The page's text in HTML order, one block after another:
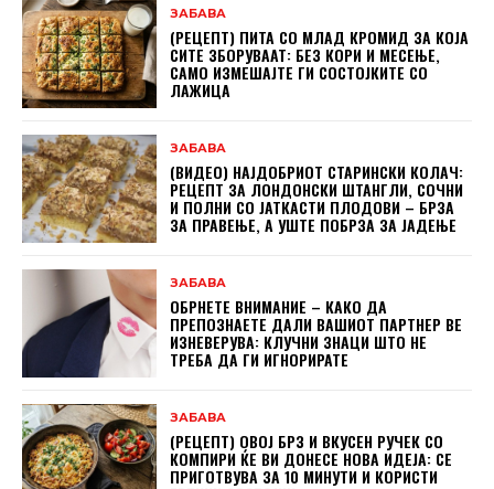
ЗАБАВА
(РЕЦЕПТ) ПИТА СО МЛАД КРОМИД ЗА КОЈА
СИТЕ ЗБОРУВААТ: БЕЗ КОРИ И МЕСЕЊЕ,
САМО ИЗМЕШАЈТЕ ГИ СОСТОЈКИТЕ СО
ЛАЖИЦА
ЗАБАВА
(ВИДЕО) НАЈДОБРИОТ СТАРИНСКИ КОЛАЧ:
РЕЦЕПТ ЗА ЛОНДОНСКИ ШТАНГЛИ, СОЧНИ
И ПОЛНИ СО ЈАТКАСТИ ПЛОДОВИ – БРЗА
ЗА ПРАВЕЊЕ, А УШТЕ ПОБРЗА ЗА ЈАДЕЊЕ
ЗАБАВА
ОБРНЕТЕ ВНИМАНИЕ – КАКО ДА
ПРЕПОЗНАЕТЕ ДАЛИ ВАШИОТ ПАРТНЕР ВЕ
ИЗНЕВЕРУВА: КЛУЧНИ ЗНАЦИ ШТО НЕ
ТРЕБА ДА ГИ ИГНОРИРАТЕ
ЗАБАВА
(РЕЦЕПТ) ОВОЈ БРЗ И ВКУСЕН РУЧЕК СО
КОМПИРИ ЌЕ ВИ ДОНЕСЕ НОВА ИДЕЈА: СЕ
ПРИГОТВУВА ЗА 10 МИНУТИ И КОРИСТИ